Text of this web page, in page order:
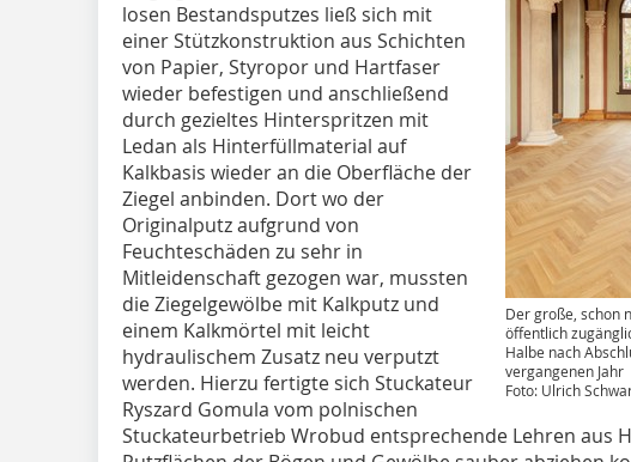
Der große, schon
öffentlich
Halbe nach
vergangenen Jahr
Foto: Ulrich
losen Bestandsputzes ließ sich mit
einer Stützkonstruktion aus Schichten
von Papier, Styropor und Hartfaser
wieder befestigen und anschließend
durch gezieltes Hinterspritzen mit
Ledan als Hinterfüllmaterial auf
Kalkbasis wieder an die Oberfläche der
Ziegel anbinden. Dort wo der
Originalputz aufgrund von
Feuchteschäden zu sehr in
Mitleidenschaft gezogen war, mussten
die Ziegelgewölbe mit Kalkputz und
einem Kalkmörtel mit leicht
hydraulischem Zusatz neu verputzt
werden. Hierzu fertigte sich Stuckateur
Ryszard Gomula vom polnischen
Stuckateurbetrieb Wrobud entsprechende Lehren aus